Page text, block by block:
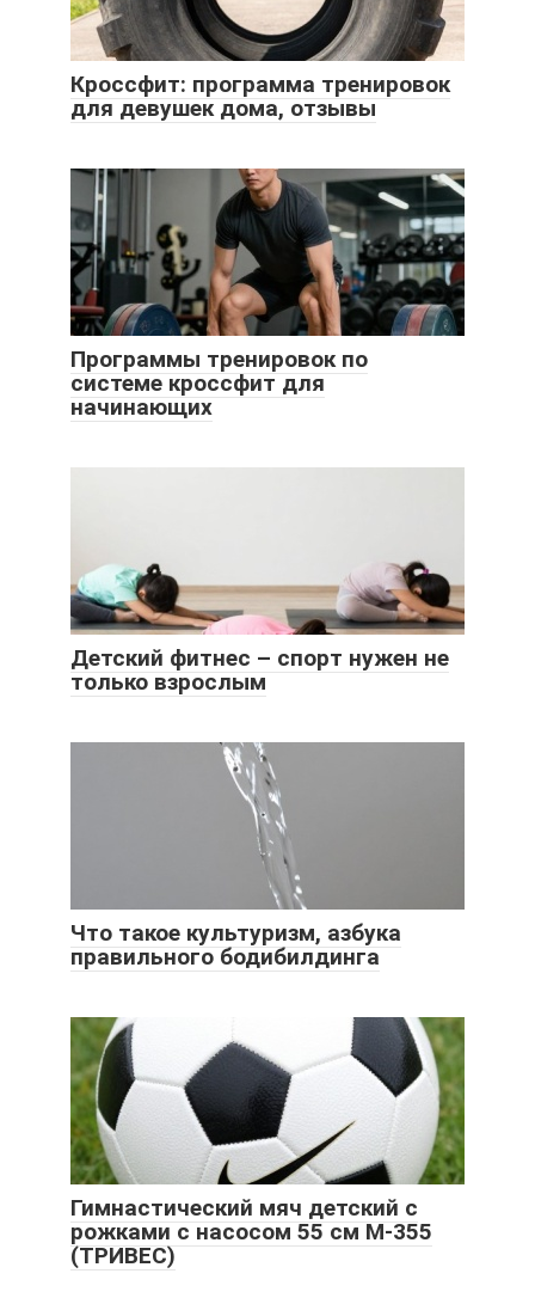
Кроссфит: программа тренировок
для девушек дома, отзывы
Программы тренировок по
системе кроссфит для
начинающих
Детский фитнес – спорт нужен не
только взрослым
Что такое культуризм, азбука
правильного бодибилдинга
Гимнастический мяч детский с
рожками с насосом 55 см M-355
(ТРИВЕС)